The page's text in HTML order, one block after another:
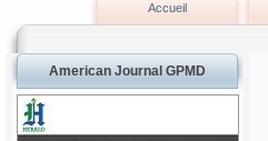
Accueil
American Journal GPMD